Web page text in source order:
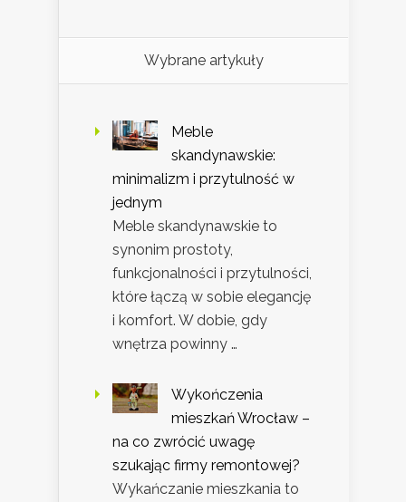
Wybrane artykuły
Meble
skandynawskie:
minimalizm i przytulność w
jednym
Meble skandynawskie to
synonim prostoty,
funkcjonalności i przytulności,
które łączą w sobie elegancję
i komfort. W dobie, gdy
wnętrza powinny …
Wykończenia
mieszkań Wrocław –
na co zwrócić uwagę
szukając firmy remontowej?
Wykańczanie mieszkania to